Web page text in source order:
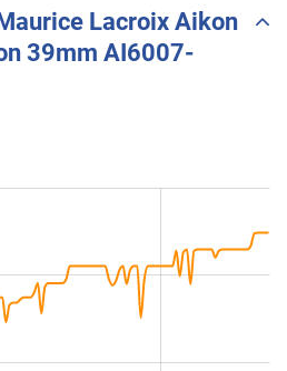
Lacroix Aikon
39mm AI6007-